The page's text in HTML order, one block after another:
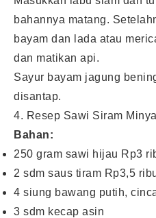
bahannya matang.
bayam dan lada atau
dan matikan api.
Sayur bayam jagung
disantap.
4. Resep Sawi Siram
Bahan:
250 gram sawi hijau Rp3
2 sdm saus tiram Rp3,5
4 siung bawang putih,
3 sdm kecap asin